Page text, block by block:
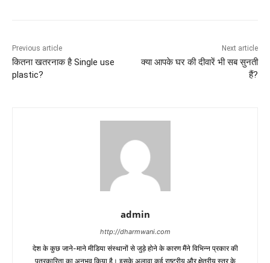
Previous article
कितना खतरनाक है Single use
plastic?
Next article
क्या आपके घर की दीवारें भी सब सुनती
हैं?
admin
http://dharmwani.com
देश के कुछ जाने-माने मीडिया संस्थानों से जुड़े होने के कारण मैंने विभिन्न प्रकार की
पत्रकारिता का अनुभव किया है। इसके अलावा कई राष्ट्रीय और क्षेत्रीय स्तर के